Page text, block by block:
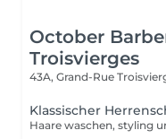
October
Troisvierges
43A, Grand-Rue
Klassischer
Haare waschen, styling